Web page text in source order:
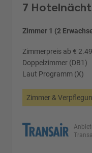
7
Zimmer 1 (2
Zimmerpreis ab €
Doppelzimmer (DB1)
Laut Programm (X)
Zimmer &